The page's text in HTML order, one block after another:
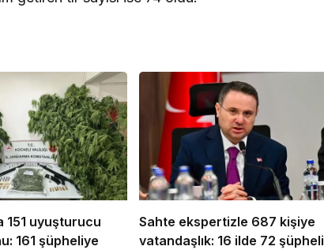
151 uyuşturucu
161 şüpheliye
Sahte ekspertizle 687 kişiye
vatandaşlık: 16 ilde 72 şüpheli